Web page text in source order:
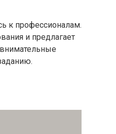
к профессионалам.
и предлагает
внимательные